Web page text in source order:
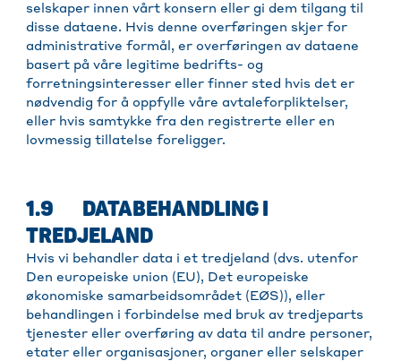
selskaper innen vårt konsern eller gi dem tilgang til
disse dataene. Hvis denne overføringen skjer for
administrative formål, er overføringen av dataene
basert på våre legitime bedrifts- og
forretningsinteresser eller finner sted hvis det er
nødvendig for å oppfylle våre avtaleforpliktelser,
eller hvis samtykke fra den registrerte eller en
lovmessig tillatelse foreligger.
1.9 DATABEHANDLING I
TREDJELAND
Hvis vi behandler data i et tredjeland (dvs. utenfor
Den europeiske union (EU), Det europeiske
økonomiske samarbeidsområdet (EØS)), eller
behandlingen i forbindelse med bruk av tredjeparts
tjenester eller overføring av data til andre personer,
etater eller organisasjoner, organer eller selskaper